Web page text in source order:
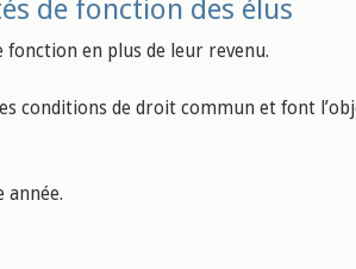
de fonction des élus
fonction en plus de leur revenu.
conditions de droit commun et font
année.